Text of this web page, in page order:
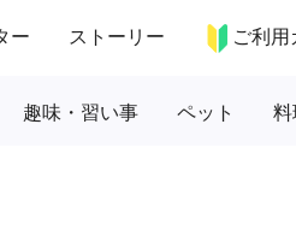
ー ストーリー ご利用
趣味・習い事 ペット 料